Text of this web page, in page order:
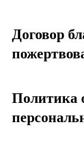
Договор
Политика